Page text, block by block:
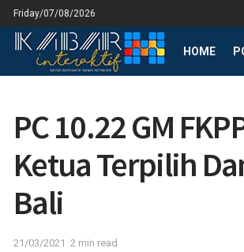
Friday/07/08/2026
HOME
PC 10.22 GM
Ketua Terpilih
Bali
21/03/2021 2 min read